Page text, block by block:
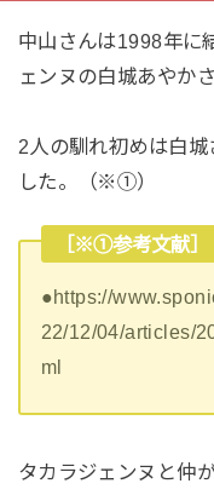
中山さんは1998年に
ェンヌの白城あやかさ
2人の馴れ初めは白
した。（※①）
［※①参考文献］
●https://
22/12/04/articles/
ml
タカラジェンヌと仲